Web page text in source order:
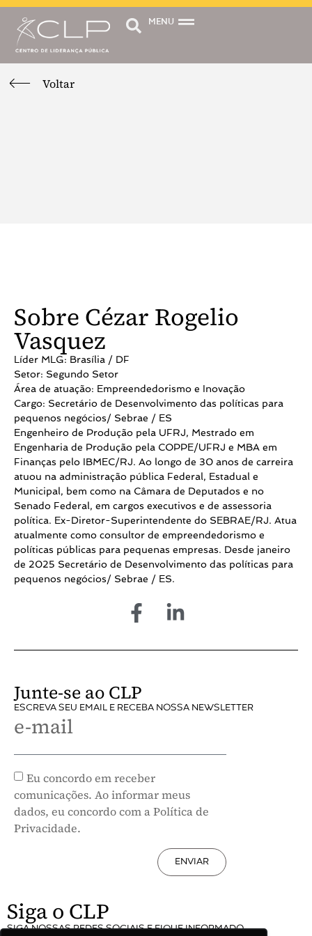
MENU
Voltar
Sobre Cézar Rogelio
Vasquez
Líder MLG: Brasília / DF
Setor: Segundo Setor
Área de atuação: Empreendedorismo e Inovação
Cargo: Secretário de Desenvolvimento das políticas para
pequenos negócios/ Sebrae / ES
Engenheiro de Produção pela UFRJ, Mestrado em
Engenharia de Produção pela COPPE/UFRJ e MBA em
Finanças pelo IBMEC/RJ. Ao longo de 30 anos de carreira
atuou na administração pública Federal, Estadual e
Municipal, bem como na Câmara de Deputados e no
Senado Federal, em cargos executivos e de assessoria
política. Ex-Diretor-Superintendente do SEBRAE/RJ. Atua
atualmente como consultor de empreendedorismo e
políticas públicas para pequenas empresas. Desde janeiro
de 2025 Secretário de Desenvolvimento das políticas para
pequenos negócios/ Sebrae / ES.
Junte-se ao CLP
ESCREVA SEU EMAIL E RECEBA NOSSA NEWSLETTER
e-mail
Eu concordo em receber
comunicações. Ao informar meus
dados, eu concordo com a Política de
Privacidade.
ENVIAR
Siga o CLP
SIGA NOSSAS REDES SOCIAIS E FIQUE INFORMADO